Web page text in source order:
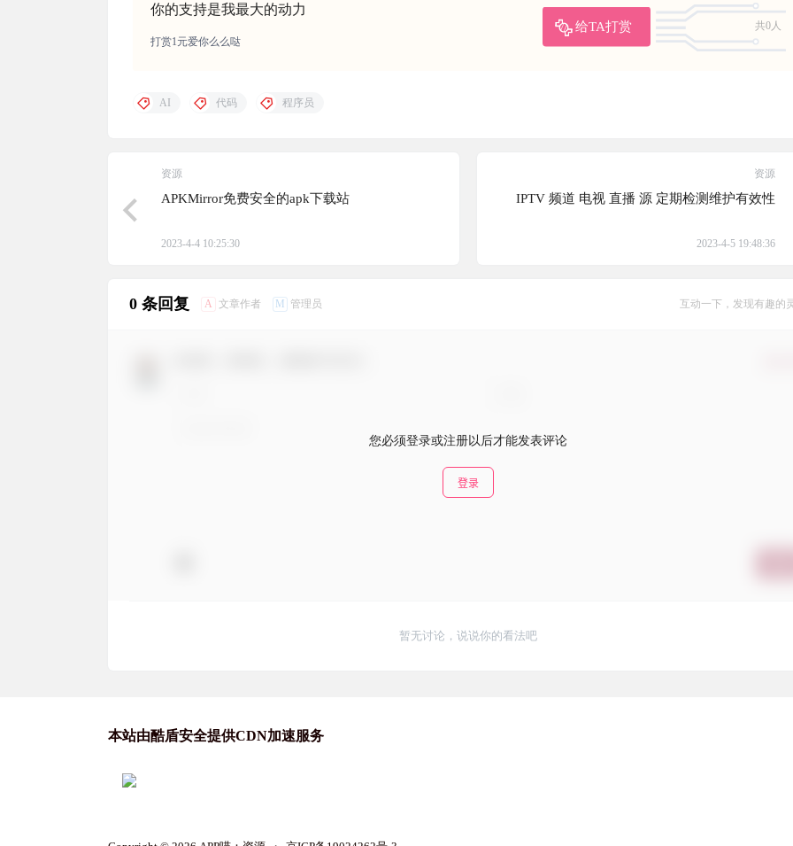
你的支持是我最大的动力
给TA打赏
共0人
打赏1元爱你么么哒
AI 代码 程序员
资源
APKMirror免费安全的apk下载站
2023-4-4 10:25:30
资源
IPTV 频道 电视 直播 源 定期检测维护有效性
2023-4-5 19:48:36
0 条回复 A 文章作者 M 管理员 互动一下，发现有趣的
您必须登录或注册以后才能发表评论
登录
暂无讨论，说说你的看法吧
本站由酷盾安全提供CDN加速服务